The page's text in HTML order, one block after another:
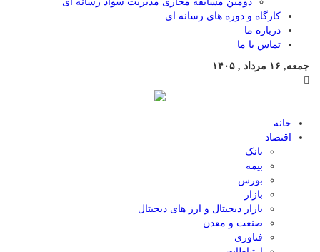
کارگاه و دوره های رسانه ای
درباره ما
تماس با ما
جمعه, ۱۶ مرداد , ۱۴۰۵
خانه
اقتصاد
بانک
بیمه
بورس
بازار
بازار دیجیتال و ارز های دیجیتال
صنعت و معدن
فناوری